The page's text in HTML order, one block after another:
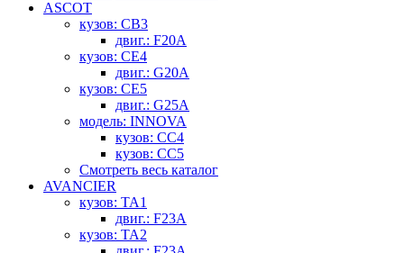
ASCOT
кузов: CB3
двиг.: F20A
кузов: CE4
двиг.: G20A
кузов: CE5
двиг.: G25A
модель: INNOVA
кузов: CC4
кузов: CC5
Смотреть весь каталог
AVANCIER
кузов: TA1
двиг.: F23A
кузов: TA2